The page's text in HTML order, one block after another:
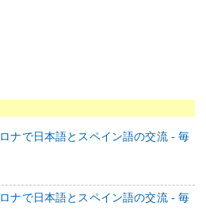
ナで日本語とスペイン語の交流 - 毎
ナで日本語とスペイン語の交流 - 毎